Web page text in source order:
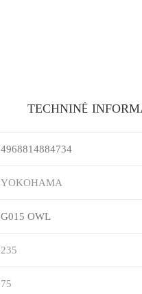
TECHNINĖ
4968814884734
YOKOHAMA
G015 OWL
235
75